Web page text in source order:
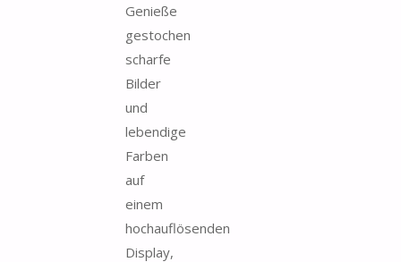
Genieße
gestochen
scharfe
Bilder
und
lebendige
Farben
auf
einem
hochauflösenden
Display,